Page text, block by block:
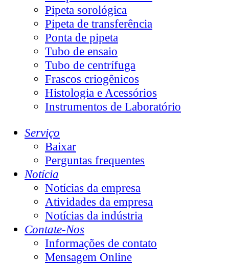
Pipeta sorológica
Pipeta de transferência
Ponta de pipeta
Tubo de ensaio
Tubo de centrífuga
Frascos criogênicos
Histologia e Acessórios
Instrumentos de Laboratório
Serviço
Baixar
Perguntas frequentes
Notícia
Notícias da empresa
Atividades da empresa
Notícias da indústria
Contate-Nos
Informações de contato
Mensagem Online